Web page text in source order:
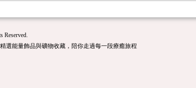
Reserved.
選能量飾品與礦物收藏，陪你走過每一段療癒旅程